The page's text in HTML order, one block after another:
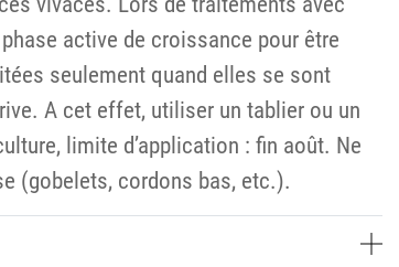
active de croissance pour être
seulement quand elles se sont
A cet effet, utiliser un tablier ou un
limite d’application : fin août. Ne
(gobelets, cordons bas, etc.).